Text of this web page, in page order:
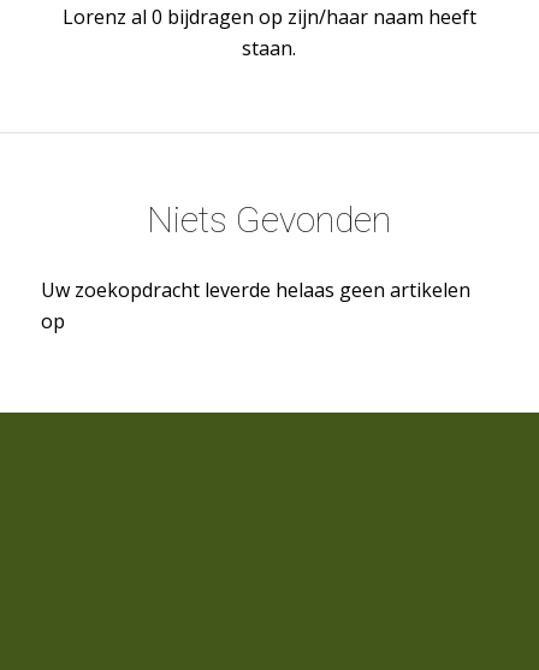
Lorenz al 0 bijdragen op zijn/haar naam heeft
staan.
Niets Gevonden
Uw zoekopdracht leverde helaas geen artikelen
op